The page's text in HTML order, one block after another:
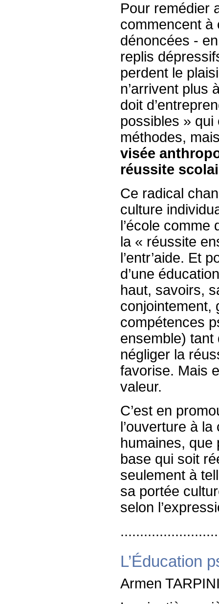
Pour remédier
commencent à
dénoncées -
replis
perdent le
n’arrivent plus
doit
possibles »
méthodes,
visée
réussite
Ce radical
culture
l’école comme
la « réussite
l’entr’aide. Et
d’une
haut, savoirs,
conjointement,
compétences
ensemble)
négliger la
favorise. Mais
valeur.
C’est en
l’ouverture à
humaines, que
base qui soit
seulement à
sa portée
selon
L’Éducation
Armen